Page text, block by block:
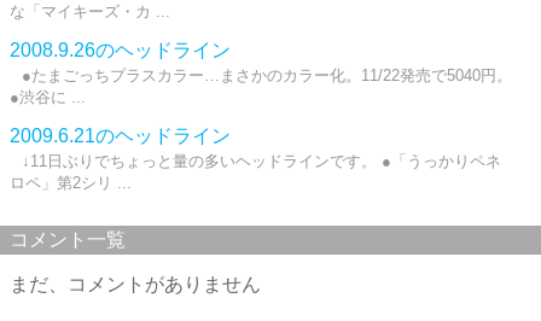
な「マイキーズ・カ ...
2008.9.26のヘッドライン
●たまごっちプラスカラー…まさかのカラー化。11/22発売で5040円。
●渋谷に ...
2009.6.21のヘッドライン
↓11日ぶりでちょっと量の多いヘッドラインです。 ●「うっかりペネ
ロペ」第2シリ ...
コメント一覧
まだ、コメントがありません